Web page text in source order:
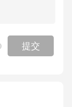
的重难点
，帮助学
助学生提
提交